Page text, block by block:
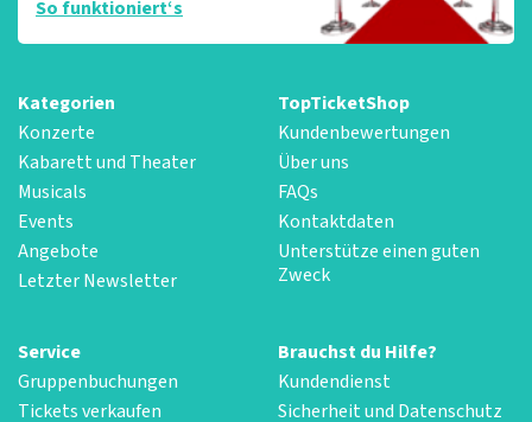
So funktioniert‘s
Kategorien
Konzerte
Kabarett und Theater
Musicals
Events
Angebote
Letzter Newsletter
TopTicketShop
Kundenbewertungen
Über uns
FAQs
Kontaktdaten
Unterstütze einen guten
Zweck
Service
Gruppenbuchungen
Tickets verkaufen
Brauchst du Hilfe?
Kundendienst
Sicherheit und Datenschutz